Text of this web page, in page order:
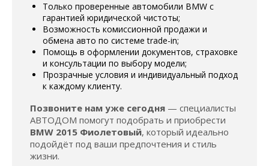
Только проверенные автомобили BMW с
гарантией юридической чистоты;
Возможность комиссионной продажи и
обмена авто по системе trade-in;
Помощь в оформлении документов, страховке
и консультации по выбору модели;
Прозрачные условия и индивидуальный подход
к каждому клиенту.
Позвоните нам уже сегодня — специалисты
АВТОДОМ помогут подобрать и приобрести
BMW 2015 Фиолетовый, который идеально
подойдёт под ваши предпочтения и стиль
жизни.